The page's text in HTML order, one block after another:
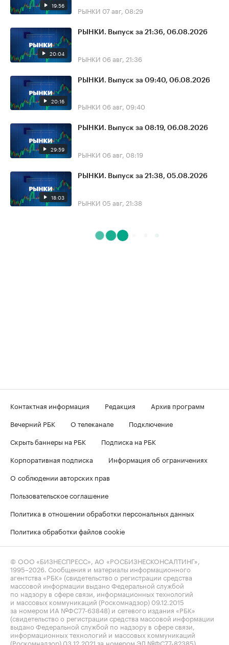
19:56 РЫНКИ 07 авг, 08:29
20:04
РЫНКИ. Выпуск за 21:36, 06.08.2026
РЫНКИ 06 авг, 21:36
20:16
РЫНКИ. Выпуск за 09:40, 06.08.2026
РЫНКИ 06 авг, 09:40
29:59
РЫНКИ. Выпуск за 08:19, 06.08.2026
РЫНКИ 06 авг, 08:19
18:03
РЫНКИ. Выпуск за 21:38, 05.08.2026
РЫНКИ 05 авг, 21:38
Контактная информация Редакция
Архив программ
Вечерний РБК
О телеканале
Подключение
Скрыть баннеры на РБК
Подписка на РБК
Корпоративная подписка
Информация об ограничениях
О соблюдении авторских прав
Пользовательское соглашение
Политика в отношении обработки персональных данных
Политика обработки файлов cookie
© ООО «БИЗНЕСПРЕСС», АО «РОСБИЗНЕСКОНСАЛТИНГ»,
1995–2026 . Сообщения и материалы информационного
агентства «РБК» (свидетельство о регистрации средства
массовой информации выдано Федеральной службой
по надзору в сфере связи, информационных технологий
и массовых коммуникаций (Роскомнадзор) 09.12.2015
за номером ИА №ФС77-63848) и сетевого издания «РБК»
(свидетельство о регистрации средства массовой информации
выдано Федеральной службой по надзору в сфере связи,
информационных технологий и массовых коммуникаций
(Роскомнадзор) 03.12.2021 за номером ЭЛ №ФС77-82385)